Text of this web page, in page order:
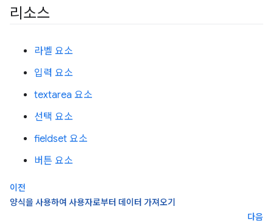
리소스
라벨 요소
입력 요소
textarea 요소
선택 요소
fieldset 요소
버튼 요소
이전
양식을 사용하여 사용자로부터 데이터 가져오기
다음